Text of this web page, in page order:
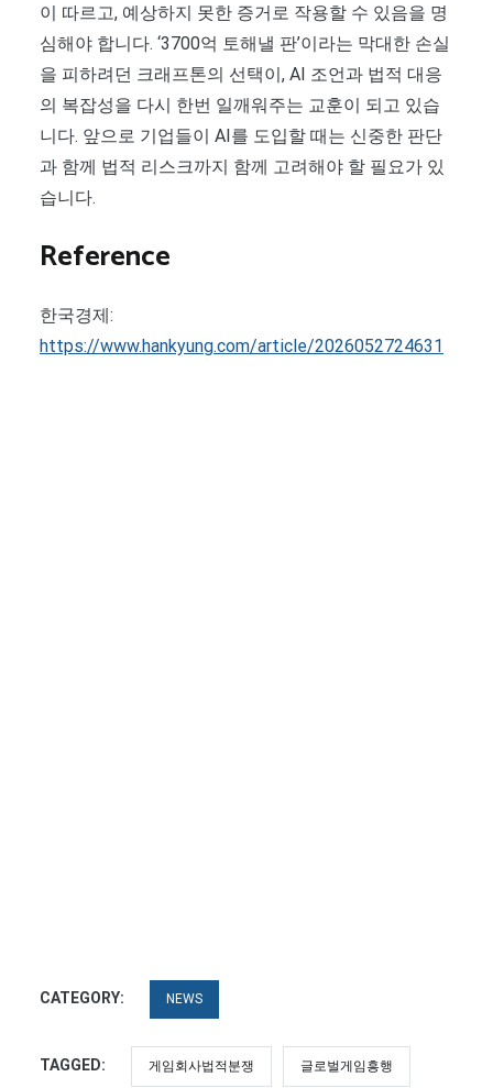
이 따르고, 예상하지 못한 증거로 작용할 수 있음을 명
심해야 합니다. ‘3700억 토해낼 판’이라는 막대한 손실
을 피하려던 크래프톤의 선택이, AI 조언과 법적 대응
의 복잡성을 다시 한번 일깨워주는 교훈이 되고 있습
니다. 앞으로 기업들이 AI를 도입할 때는 신중한 판단
과 함께 법적 리스크까지 함께 고려해야 할 필요가 있
습니다.
Reference
한국경제:
https://www.hankyung.com/article/2026052724631
CATEGORY: NEWS
TAGGED: 게임회사법적분쟁 글로벌게임흥행